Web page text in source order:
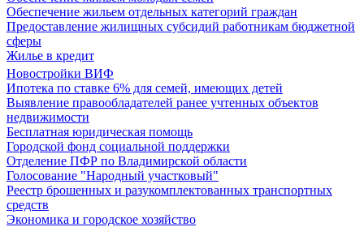
Обеспечение жильем отдельных категорий граждан
Предоставление жилищных субсидий работникам бюджетной
сферы
Жилье в кредит
Новостройки ВИФ
Ипотека по ставке 6% для семей, имеющих детей
Выявление правообладателей ранее учтенных объектов
недвижимости
Бесплатная юридическая помощь
Городской фонд социальной поддержки
Отделение ПФР по Владимирской области
Голосование "Народный участковый"
Реестр брошенных и разукомплектованных транспортных
средств
Экономика и городское хозяйство